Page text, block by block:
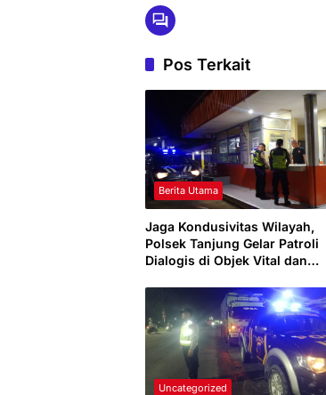
Pos Terkait
Berita Utama
Jaga Kondusivitas Wilayah,
Polsek Tanjung Gelar Patroli
Dialogis di Objek Vital dan
Uncategorized